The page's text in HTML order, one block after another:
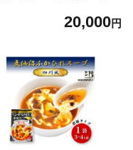
20,000円